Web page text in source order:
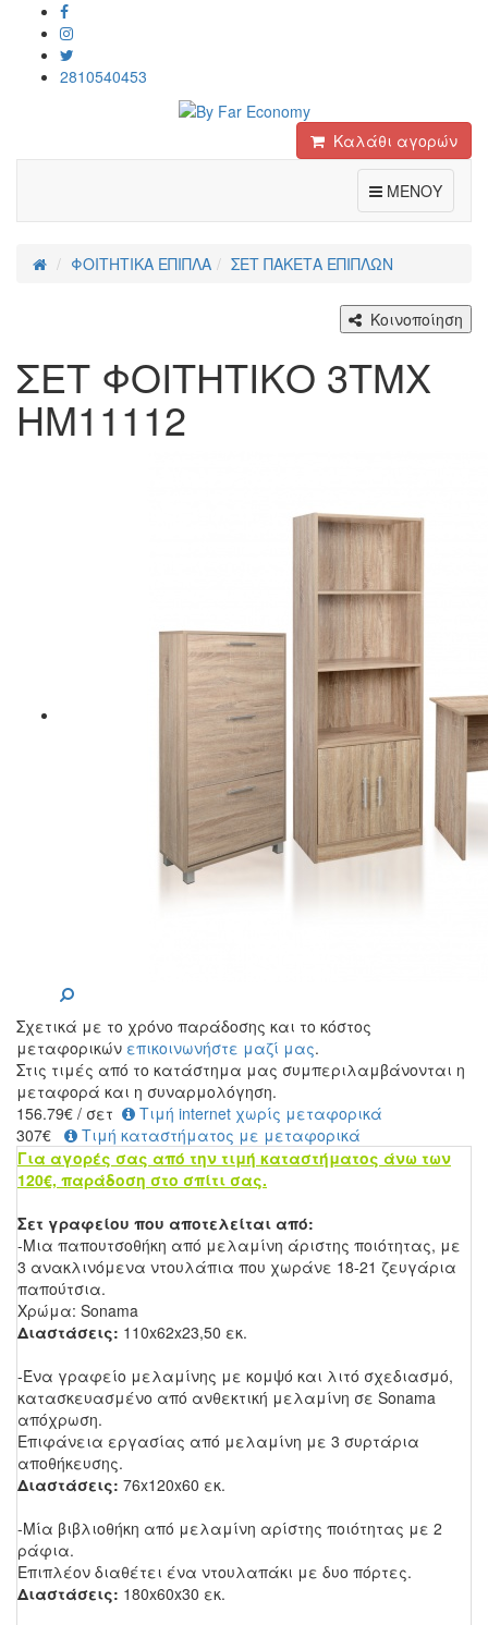
2810540453
Καλάθι αγορών
ΜΕΝΟΥ
ΦΟΙΤΗΤΙΚΑ ΕΠΙΠΛΑ ΣET ΠΑΚΕΤΑ ΕΠΙΠΛΩΝ
Κοινοποίηση
ΣΕΤ ΦΟΙΤΗΤΙΚΟ 3TMX
HM11112
Σχετικά με το χρόνο παράδοσης και το κόστος
μεταφορικών επικοινωνήστε μαζί μας.
Στις τιμές από το κατάστημα μας συμπεριλαμβάνονται η
μεταφορά και η συναρμολόγηση.
156.79€ / σετ
Τιμή internet χωρίς μεταφορικά
307€
Τιμή καταστήματος με μεταφορικά
Για αγορές σας από την τιμή καταστήματος άνω των
120€, παράδοση στο σπίτι σας.
Σετ γραφείου που αποτελείται από:
-Μια παπουτσοθήκη από μελαμίνη άριστης ποιότητας, με
3 ανακλινόμενα ντουλάπια που χωράνε 18-21 ζευγάρια
παπούτσια.
Χρώμα: Sonama
Διαστάσεις: 110x62x23,50 εκ.
-Ένα γραφείο μελαμίνης με κομψό και λιτό σχεδιασμό,
κατασκευασμένο από ανθεκτική μελαμίνη σε Sonama
απόχρωση.
Επιφάνεια εργασίας από μελαμίνη με 3 συρτάρια
αποθήκευσης.
Διαστάσεις: 76x120x60 εκ.
-Μία βιβλιοθήκη από μελαμίνη αρίστης ποιότητας με 2
ράφια.
Επιπλέον διαθέτει ένα ντουλαπάκι με δυο πόρτες.
Διαστάσεις: 180x60x30 εκ.